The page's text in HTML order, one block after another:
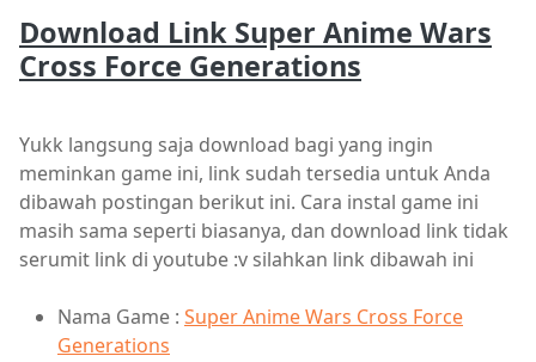
Download Link Super Anime Wars
Cross Force Generations
Yukk langsung saja download bagi yang ingin
meminkan game ini, link sudah tersedia untuk Anda
dibawah postingan berikut ini. Cara instal game ini
masih sama seperti biasanya, dan download link tidak
serumit link di youtube :v silahkan link dibawah ini
Nama Game : Super Anime Wars Cross Force
Generations